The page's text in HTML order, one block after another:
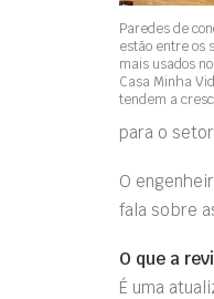
Paredes de
estão entre os
mais usados
Casa Minha
tendem a
para o
O
fala sobre
O que a
É uma